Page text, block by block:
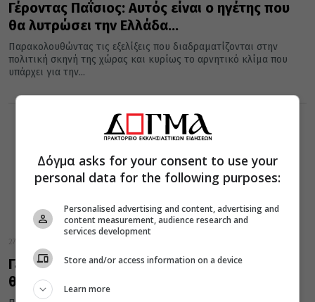
Γέροντας Παΐσιος: Αυτός είναι ο ηγέτης που
θα λυτρώσει την Ελλάδα…
Παρακολουθώντας τις εξελίξεις που διαδραματίζονται στην
πολιτική σκηνή της χώρας και κυρίως το αρνητικό κλίμα που
υπάρχει για την...
27 Ιουνίου 2016
Γέροντας Παΐσιος: Αυτός είναι ο ηγέτης που
θα λυτρώσει την Ελλάδα…
Δόγμα asks for your consent to use your
personal data for the following purposes:
Personalised advertising and content, advertising and
content measurement, audience research and
services development
Store and/or access information on a device
Learn more